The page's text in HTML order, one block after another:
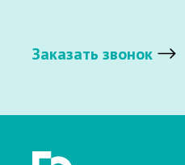
Заказать звонок